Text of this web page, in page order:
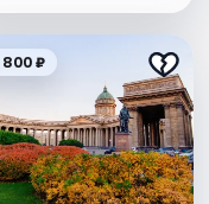
800 ₽